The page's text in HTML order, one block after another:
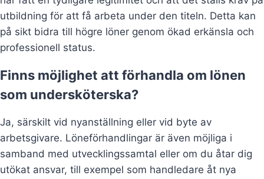
utbildning för att få arbeta under den titeln. Detta kan
på sikt bidra till högre löner genom ökad erkänsla och
professionell status.
Finns möjlighet att förhandla om lönen
som undersköterska?
Ja, särskilt vid nyanställning eller vid byte av
arbetsgivare. Löneförhandlingar är även möjliga i
samband med utvecklingssamtal eller om du åtar dig
utökat ansvar, till exempel som handledare åt nya